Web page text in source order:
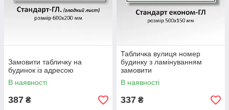
Замовити табличку на
будинок із адресою
В наявності
387 ₴
Табличка вулиця номер
будинку з ламінуванням
замовити
В наявності
337 ₴